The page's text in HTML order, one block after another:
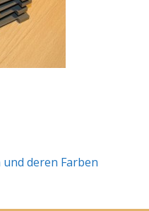
deren Farben